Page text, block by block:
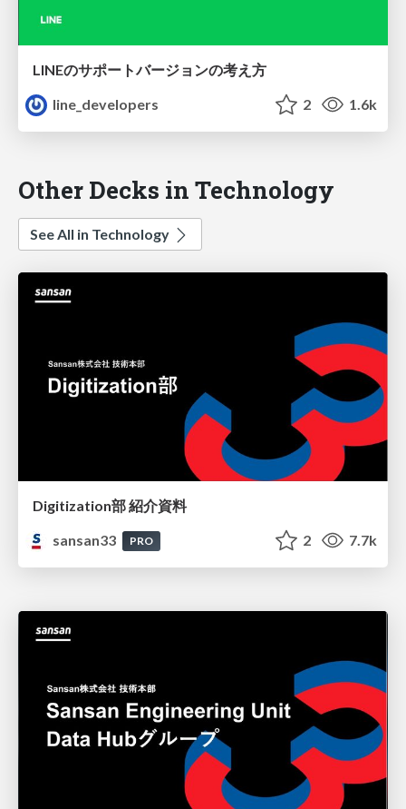
LINEのサポートバージョンの考え方
line_developers
2 1.6k
Other Decks in Technology
See All in Technology
Digitization部 紹介資料
sansan33
PRO 2 7.7k